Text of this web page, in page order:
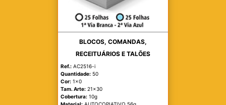
BLOCOS, COMANDAS,
RECEITUÁRIOS E TALÕES
Ref.: AC2516-i
Quantidade: 50
Cor: 1x0
Tam. Arte: 21x30
Cobertura: 10g